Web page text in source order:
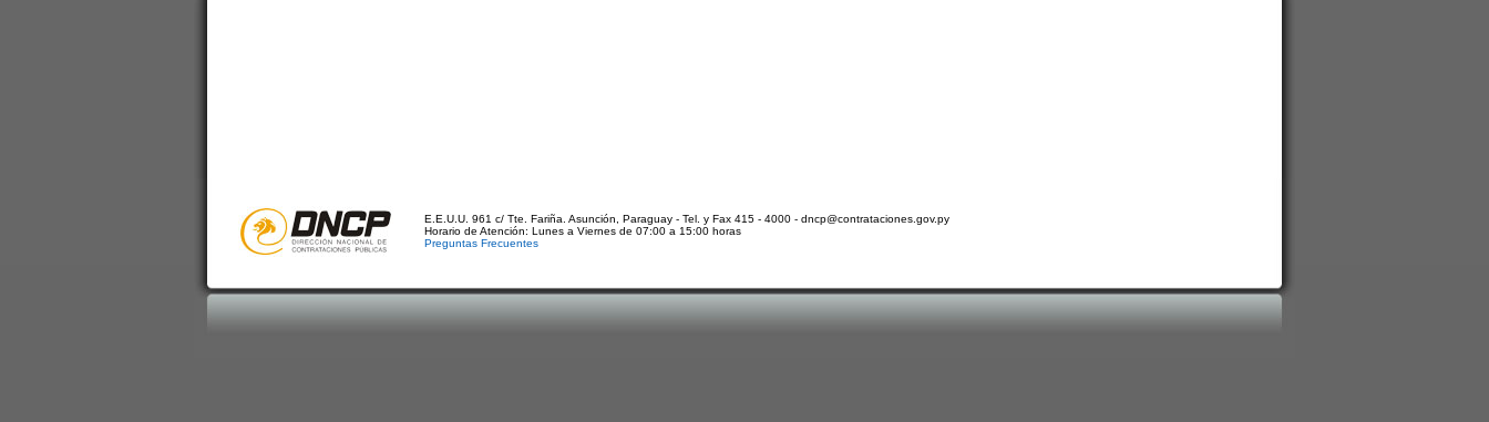
E.E.U.U. 961 c/ Tte. Fariña. Asunción, Paraguay - Tel. y Fax 415 - 4000 - dncp@contrataciones.gov.py
Horario de Atención: Lunes a Viernes de 07:00 a 15:00 horas
Preguntas Frecuentes